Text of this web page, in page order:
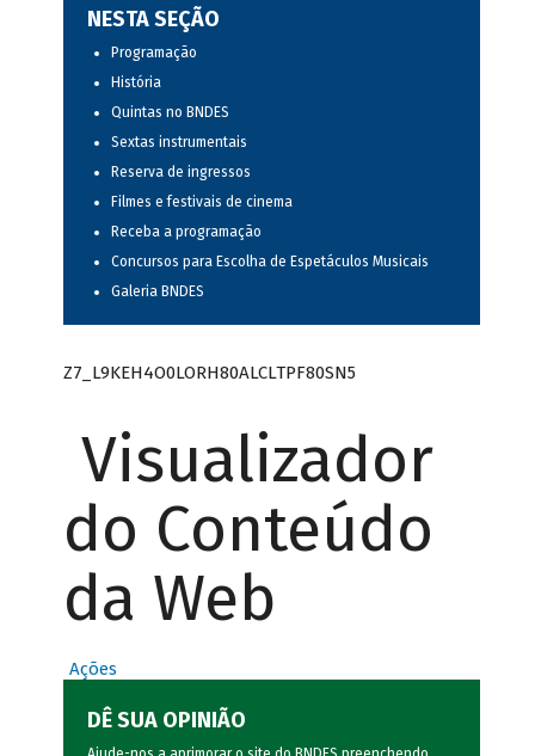
NESTA SEÇÃO
Programação
História
Quintas no BNDES
Sextas instrumentais
Reserva de ingressos
Filmes e festivais de cinema
Receba a programação
Concursos para Escolha de Espetáculos Musicais
Galeria BNDES
Z7_L9KEH4O0LORH80ALCLTPF80SN5
Visualizador
do Conteúdo
da Web
Ações
DÊ SUA OPINIÃO